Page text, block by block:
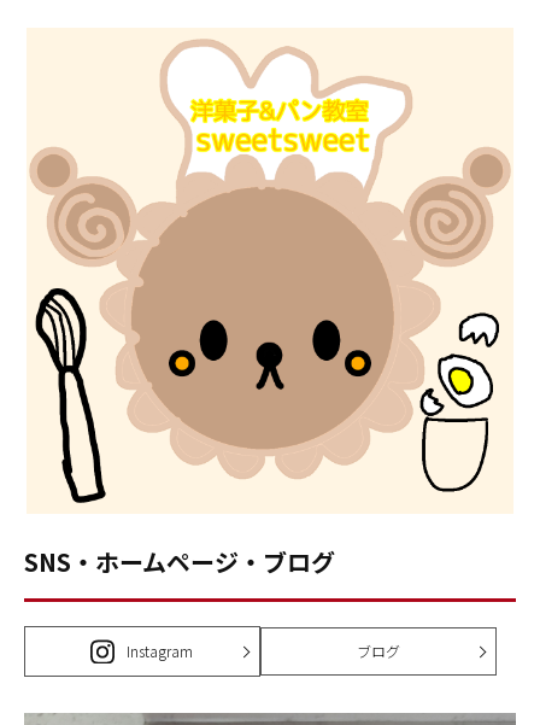
SNS・ホームページ・ブログ
Instagram ブログ